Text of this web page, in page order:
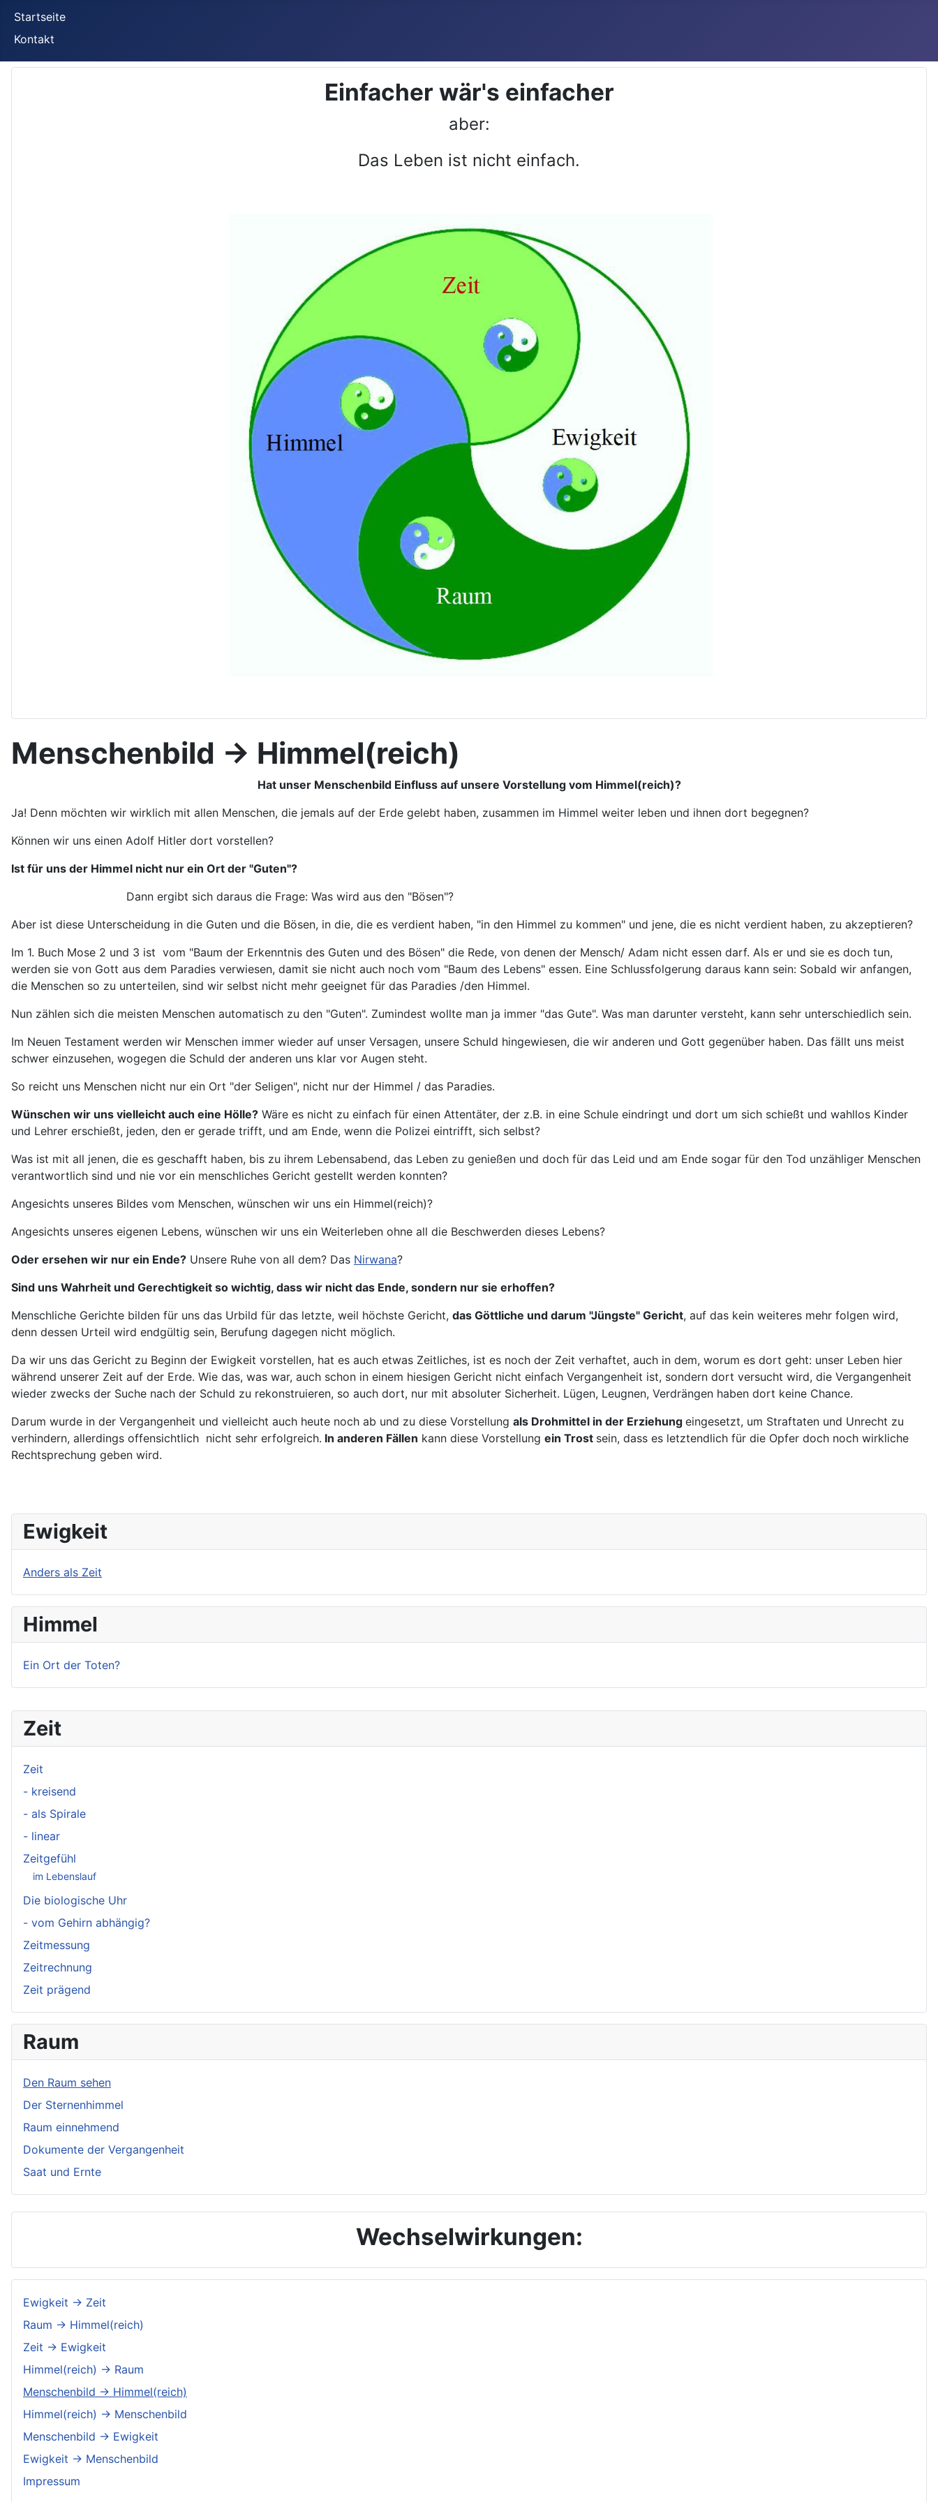
Startseite
Kontakt
Einfacher wär's einfacher
aber:
Das Leben ist nicht einfach.
Zeit
Zeit
- kreisend
- als Spirale
- linear
Zeitgefühl
im Lebenslauf
Die biologische Uhr
- vom Gehirn abhängig?
Zeitmessung
Zeitrechnung
Zeit prägend
Raum
Den Raum sehen
Der Sternenhimmel
Raum einnehmend
Dokumente der Vergangenheit
Saat und Ernte
Menschenbild -> Himmel(reich)
Hat unser Menschenbild Einfluss auf unsere Vorstellung vom Himmel(reich)?
Ja! Denn möchten wir wirklich mit allen Menschen, die jemals auf der Erde gelebt haben, zusammen im Himmel weiter leben und ihnen dort begegnen?
Können wir uns einen Adolf Hitler dort vorstellen?
Ist für uns der Himmel nicht nur ein Ort der "Guten"?
Dann ergibt sich daraus die Frage: Was wird aus den "Bösen"?
Aber ist diese Unterscheidung in die Guten und die Bösen, in die, die es verdient haben, "in den Himmel zu kommen" und jene, die es nicht verdient haben, zu akzeptieren?
Im 1. Buch Mose 2 und 3 ist vom "Baum der Erkenntnis des Guten und des Bösen" die Rede, von denen der Mensch/ Adam nicht essen darf. Als er und sie es doch tun,
werden sie von Gott aus dem Paradies verwiesen, damit sie nicht auch noch vom "Baum des Lebens" essen. Eine Schlussfolgerung daraus kann sein: Sobald wir anfangen,
die Menschen so zu unterteilen, sind wir selbst nicht mehr geeignet für das Paradies /den Himmel.
Nun zählen sich die meisten Menschen automatisch zu den "Guten". Zumindest wollte man ja immer "das Gute". Was man darunter versteht, kann sehr unterschiedlich sein.
Im Neuen Testament werden wir Menschen immer wieder auf unser Versagen, unsere Schuld hingewiesen, die wir anderen und Gott gegenüber haben. Das fällt uns meist
schwer einzusehen, wogegen die Schuld der anderen uns klar vor Augen steht.
So reicht uns Menschen nicht nur ein Ort "der Seligen", nicht nur der Himmel / das Paradies.
Wünschen wir uns vielleicht auch eine Hölle? Wäre es nicht zu einfach für einen Attentäter, der z.B. in eine Schule eindringt und dort um sich schießt und wahllos Kinder
und Lehrer erschießt, jeden, den er gerade trifft, und am Ende, wenn die Polizei eintrifft, sich selbst?
Was ist mit all jenen, die es geschafft haben, bis zu ihrem Lebensabend, das Leben zu genießen und doch für das Leid und am Ende sogar für den Tod unzähliger Menschen
verantwortlich sind und nie vor ein menschliches Gericht gestellt werden konnten?
Angesichts unseres Bildes vom Menschen, wünschen wir uns ein Himmel(reich)?
Angesichts unseres eigenen Lebens, wünschen wir uns ein Weiterleben ohne all die Beschwerden dieses Lebens?
Oder ersehen wir nur ein Ende? Unsere Ruhe von all dem? Das Nirwana?
Sind uns Wahrheit und Gerechtigkeit so wichtig, dass wir nicht das Ende, sondern nur sie erhoffen?
Menschliche Gerichte bilden für uns das Urbild für das letzte, weil höchste Gericht, das Göttliche und darum "Jüngste" Gericht, auf das kein weiteres mehr folgen wird,
denn dessen Urteil wird endgültig sein, Berufung dagegen nicht möglich.
Da wir uns das Gericht zu Beginn der Ewigkeit vorstellen, hat es auch etwas Zeitliches, ist es noch der Zeit verhaftet, auch in dem, worum es dort geht: unser Leben hier
während unserer Zeit auf der Erde. Wie das, was war, auch schon in einem hiesigen Gericht nicht einfach Vergangenheit ist, sondern dort versucht wird, die Vergangenheit
wieder zwecks der Suche nach der Schuld zu rekonstruieren, so auch dort, nur mit absoluter Sicherheit. Lügen, Leugnen, Verdrängen haben dort keine Chance.
Darum wurde in der Vergangenheit und vielleicht auch heute noch ab und zu diese Vorstellung als Drohmittel in der Erziehung eingesetzt, um Straftaten und Unrecht zu
verhindern, allerdings offensichtlich nicht sehr erfolgreich. In anderen Fällen kann diese Vorstellung ein Trost sein, dass es letztendlich für die Opfer doch noch wirkliche
Rechtsprechung geben wird.
Ewigkeit
Anders als Zeit
Himmel
Ein Ort der Toten?
Wechselwirkungen:
Ewigkeit → Zeit
Raum → Himmel(reich)
Zeit → Ewigkeit
Himmel(reich) → Raum
Menschenbild → Himmel(reich)
Himmel(reich) → Menschenbild
Menschenbild → Ewigkeit
Ewigkeit → Menschenbild
Impressum